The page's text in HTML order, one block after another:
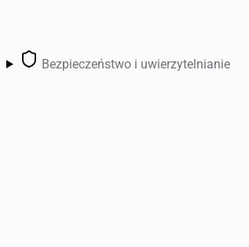
Bezpieczeństwo i uwierzytelnianie